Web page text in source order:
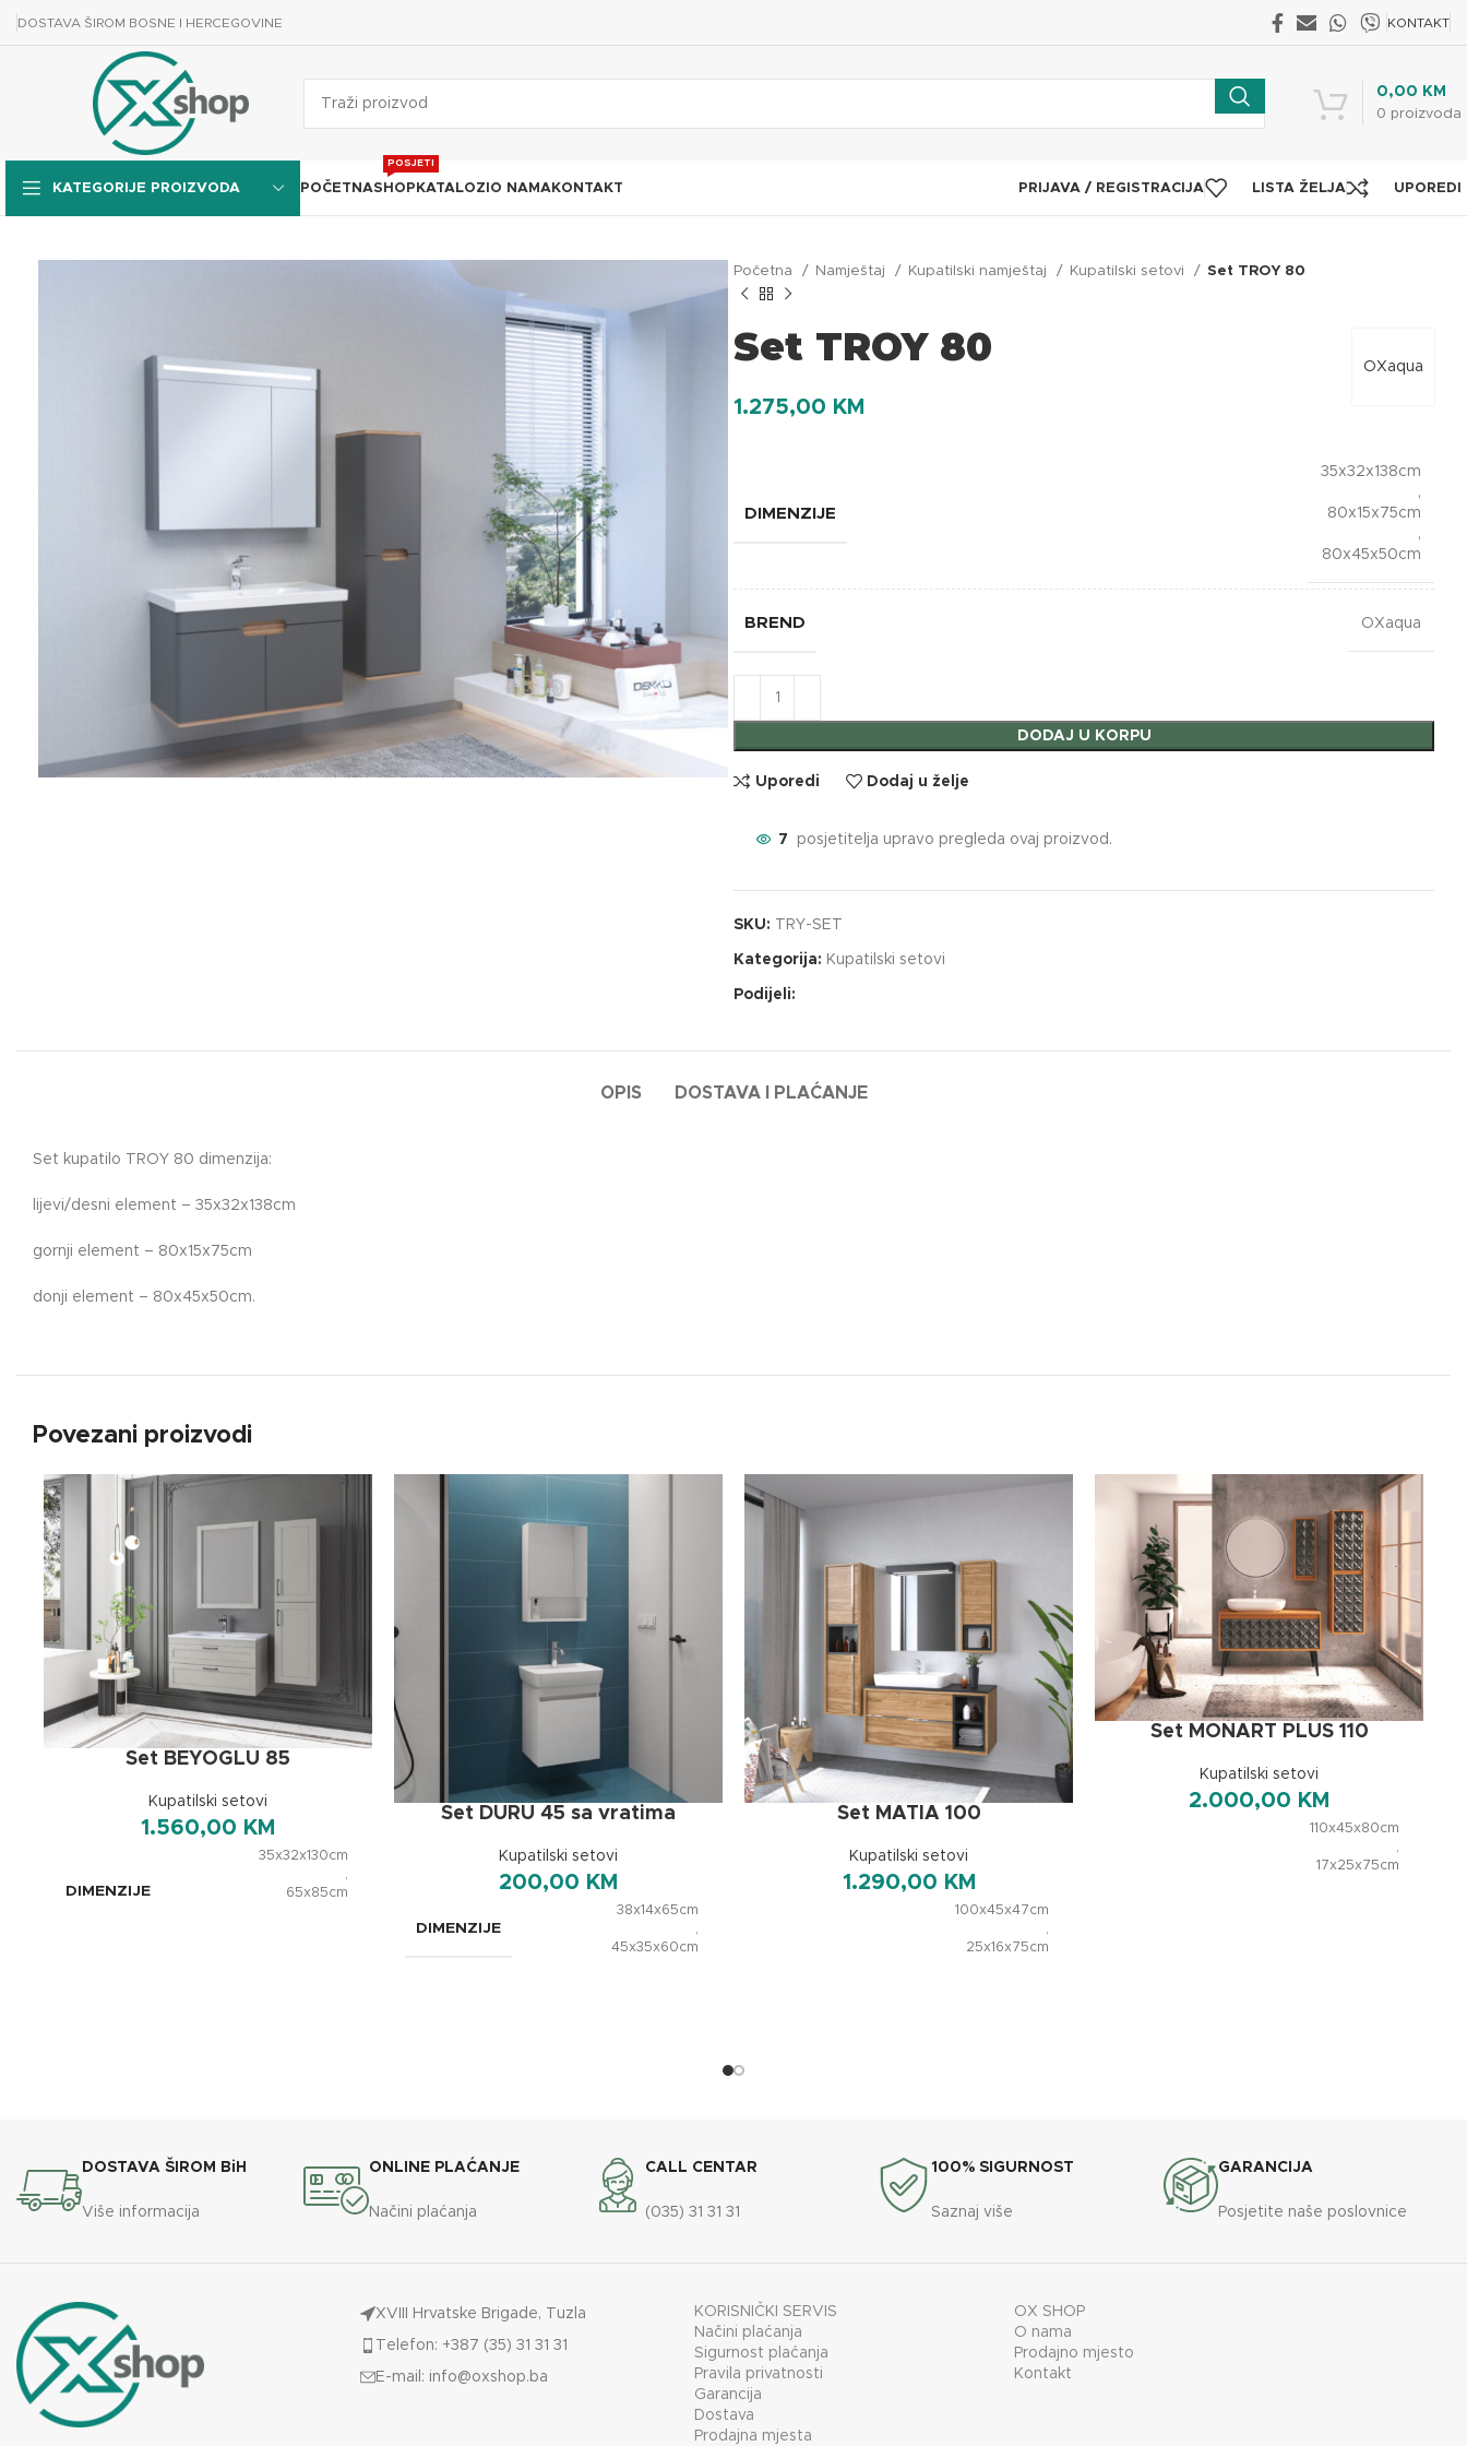
DOSTAVA ŠIROM BOSNE I HERCEGOVINE KONTAKT
0 proizvoda
0,00 KM
KATEGORIJE PROIZVODA POČETNASHOP
POSJETI
KATALOZI O NAMA KONTAKT PRIJAVA / REGISTRACIJA LISTA ŽELJA UPOREDI
Početna Namještaj Kupatilski namještaj Kupatilski setovi Set TROY 80
OXaqua
Set TROY 80
1.275,00 KM
DIMENZIJE
35x32x138cm
,
80x15x75cm
,
80x45x50cm
BREND OXaqua
DODAJ U KORPU
Uporedi Dodaj u želje
7 posjetitelja upravo pregleda ovaj proizvod.
SKU: TRY-SET
Kategorija: Kupatilski setovi
Podijeli:
OPIS DOSTAVA I PLAĆANJE
Set kupatilo TROY 80 dimenzija:
lijevi/desni element – 35x32x138cm
gornji element – 80x15x75cm
donji element – 80x45x50cm.
Povezani proizvodi
Set BEYOGLU 85
Kupatilski setovi
1.560,00 KM
DIMENZIJE
35x32x130cm
65x85cm
Set DURU 45 sa vratima
Kupatilski setovi
200,00 KM
DIMENZIJE
38x14x65cm
,
45x35x60cm
Set MATIA 100
Kupatilski setovi
1.290,00 KM
100x45x47cm
,
25x16x75cm
Set MONART PLUS 110
Kupatilski setovi
2.000,00 KM
110x45x80cm
,
17x25x75cm
DOSTAVA ŠIROM BiH
Više informacija
ONLINE PLAĆANJE
Načini plaćanja
CALL CENTAR
(035) 31 31 31
100% SIGURNOST
Saznaj više
GARANCIJA
Posjetite naše poslovnice
XVIII Hrvatske Brigade, Tuzla
Telefon: +387 (35) 31 31 31
E-mail: info@oxshop.ba
KORISNIČKI SERVIS
Načini plaćanja
Sigurnost plaćanja
Pravila privatnosti
Garancija
Dostava
Prodajna mjesta
OX SHOP
O nama
Prodajno mjesto
Kontakt